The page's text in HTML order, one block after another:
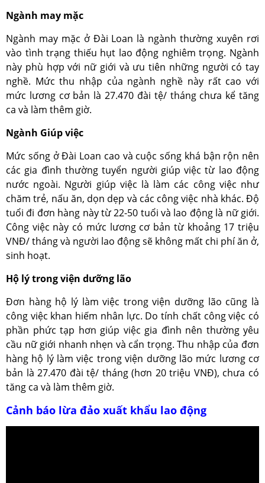
Ngành may mặc
Ngành may mặc ở Đài Loan là ngành thường xuyên rơi
vào tình trạng thiếu hụt lao động nghiêm trọng. Ngành
này phù hợp với nữ giới và ưu tiên những người có tay
nghề. Mức thu nhập của ngành nghề này rất cao với
mức lương cơ bản là 27.470 đài tệ/ tháng chưa kể tăng
ca và làm thêm giờ.
Ngành Giúp việc
Mức sống ở Đài Loan cao và cuộc sống khá bận rộn nên
các gia đình thường tuyển người giúp việc từ lao động
nước ngoài. Người giúp việc là làm các công việc như
chăm trẻ, nấu ăn, dọn dẹp và các công việc nhà khác. Độ
tuổi đi đơn hàng này từ 22-50 tuổi và lao động là nữ giới.
Công việc này có mức lương cơ bản từ khoảng 17 triệu
VNĐ/ tháng và người lao động sẽ không mất chi phí ăn ở,
sinh hoạt.
Hộ lý trong viện dưỡng lão
Đơn hàng hộ lý làm việc trong viện dưỡng lão cũng là
công việc khan hiếm nhân lực. Do tính chất công việc có
phần phức tạp hơn giúp việc gia đình nên thường yêu
cầu nữ giới nhanh nhẹn và cẩn trọng. Thu nhập của đơn
hàng hộ lý làm việc trong viện dưỡng lão mức lương cơ
bản là 27.470 đài tệ/ tháng (hơn 20 triệu VNĐ), chưa có
tăng ca và làm thêm giờ.
Cảnh báo lừa đảo xuất khẩu lao động